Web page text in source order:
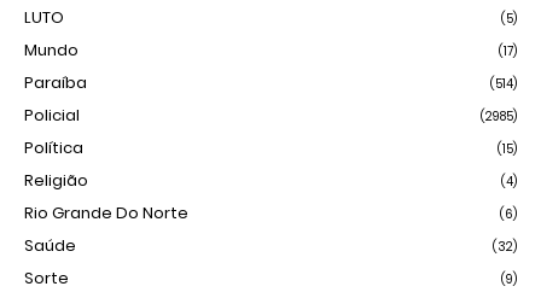
LUTO (5)
Mundo (17)
Paraíba (514)
Policial (2985)
Política (15)
Religião (4)
Rio Grande Do Norte (6)
Saúde (32)
Sorte (9)